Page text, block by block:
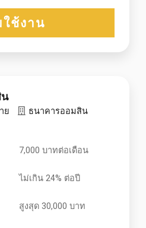
ใช้งาน
ย ธนาคารออมสิน
7,000 บาทต่อเดือน
ไม่เกิน 24% ต่อปี
สูงสุด 30,000 บาท